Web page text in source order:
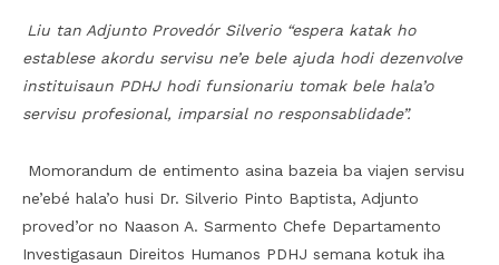
Liu tan Adjunto Provedór Silverio “espera katak ho
establese akordu servisu ne’e bele ajuda hodi dezenvolve
instituisaun PDHJ hodi funsionariu tomak bele hala’o
servisu profesional, imparsial no responsablidade”.
Momorandum de entimento asina bazeia ba viajen servisu
ne’ebé hala’o husi Dr. Silverio Pinto Baptista, Adjunto
proved’or no Naason A. Sarmento Chefe Departamento
Investigasaun Direitos Humanos PDHJ semana kotuk iha